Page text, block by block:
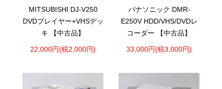
MITSUBISHI DJ-V250
DVDプレイヤー+VHSデッ
キ 【中古品】
22,000円(税2,000円)
パナソニック DMR-
E250V HDD/VHS/DVDレ
コーダー 【中古品】
33,000円(税3,000円)